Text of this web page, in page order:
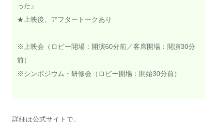
った』
★上映後、アフタートークあり
※上映会（ロビー開場：開演60分前／客席開場：開演30分
前）
※シンポジウム・研修会（ロビー開場：開始30分前）
詳細は公式サイトで。